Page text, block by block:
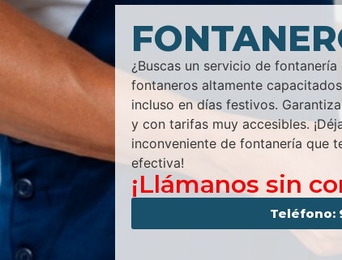
¿Buscas un servicio de
fontaneros altamente
incluso en días festivos.
y con tarifas muy accesibles.
inconveniente de fontanería que
efectiva!
¡Llámanos sin
Teléfono: